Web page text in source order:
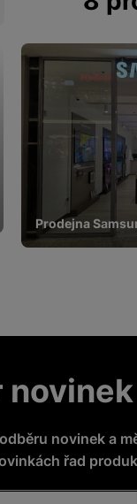
Prodejna
novinek
novinek a
řad